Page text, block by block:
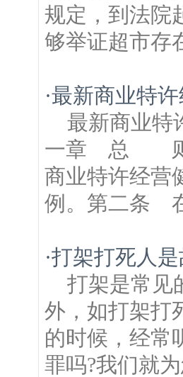
规定，到法院
够举证超市存
·最新商业特
最新商业特
一章 总 则
商业特许经营
例。第二条
·打架打死人
打架是常见
外，如打架打
的时候，经常
罪吗?我们就